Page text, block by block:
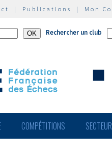
| Publications | Mon
Rechercher un club
COMPÉTITIONS